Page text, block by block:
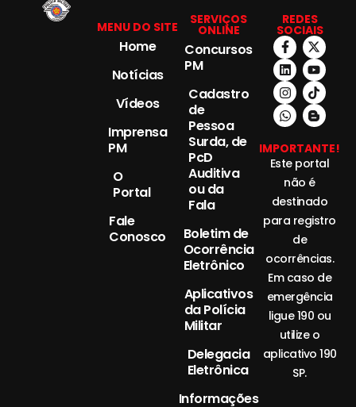
MENU DO SITE
Home
Notícias
Vídeos
Imprensa
PM
O
Portal
Fale
Conosco
SERVIÇOS
ONLINE
Concursos
PM
Cadastro
de
Pessoa
Surda, de
PcD
Auditiva
ou da
Fala
Boletim de
Ocorrência
Eletrônico
Aplicativos
da Polícia
Militar
Delegacia
Eletrônica
Informações
REDES
SOCIAIS
IMPORTANTE!
Este portal
não é
destinado
para registro
de
ocorrências.
Em caso de
emergência
ligue 190 ou
utilize o
aplicativo 190
SP.